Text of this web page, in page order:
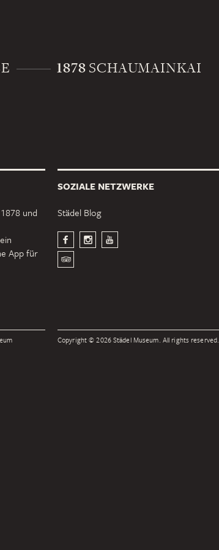
1878 SCHAUMAINKAI
und
App für
SOZIALE NETZWERKE
Städel Blog
Copyright © 2026 Städel Museum. All rights reserved.